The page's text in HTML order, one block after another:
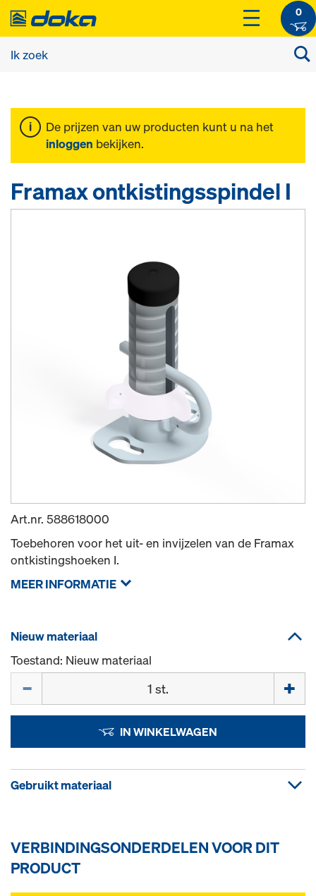
0
De prijzen van uw producten kunt u na het
inloggen bekijken.
Framax ontkistingsspindel I
Art.nr. 588618000
Toebehoren voor het uit- en invijzelen van de Framax
ontkistingshoeken I.
MEER INFORMATIE
Nieuw materiaal
Toestand: Nieuw materiaal
IN WINKELWAGEN
Gebruikt materiaal
VERBINDINGSONDERDELEN VOOR DIT
PRODUCT